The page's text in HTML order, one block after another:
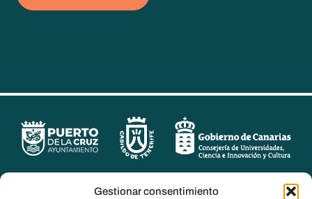
Gestionar consentimiento